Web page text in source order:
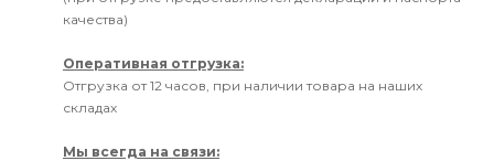
качества)
Оперативная отгрузка:
Отгрузка от 12 часов, при наличии товара на наших
складах
Мы всегда на связи: